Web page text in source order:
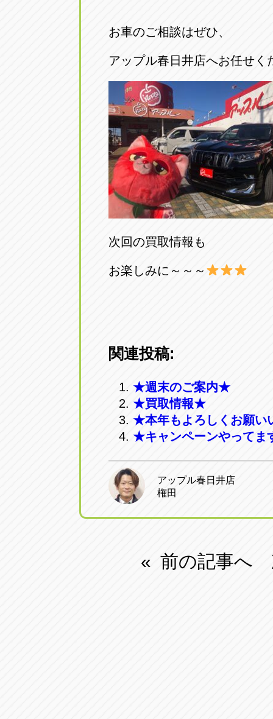
お車のご相談はぜひ、
アップル春日井店へお任せく
次回の買取情報も
お楽しみに～～～
関連投稿:
★週末のご案内★
★買取情報★
★本年もよろしくお願い
★キャンペーンやって
アップル春日井店
権田
« 前の記事へ